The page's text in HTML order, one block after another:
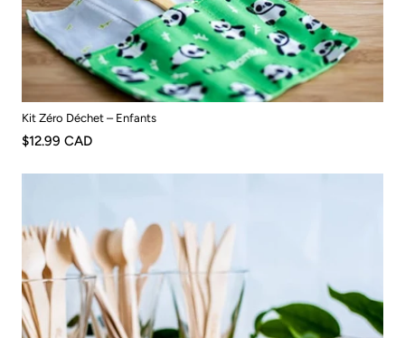
Kit Zéro Déchet – Enfants
$12.99 CAD